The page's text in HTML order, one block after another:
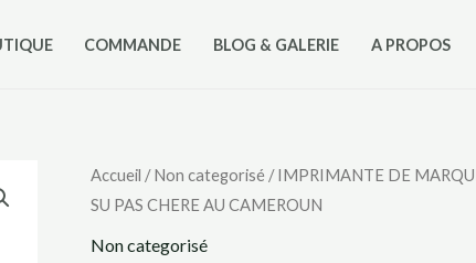
COMMANDE BLOG & GALERIE A PROPOS
Accueil /Non categorisé / IMPRIMANTE DE
SU PAS CHERE AU CAMEROUN
Non categorisé
Le
Le
quantité
de
IMPRIMANTE